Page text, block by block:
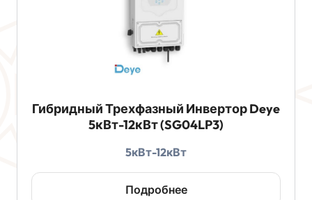
Гибридный Трехфазный Инвертор Deye
5кВт-12кВт (SG04LP3)
5кВт-12кВт
Подробнее